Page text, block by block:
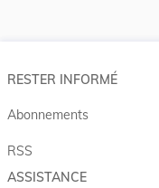
RESTER INFORMÉ
Abonnements
RSS
ASSISTANCE